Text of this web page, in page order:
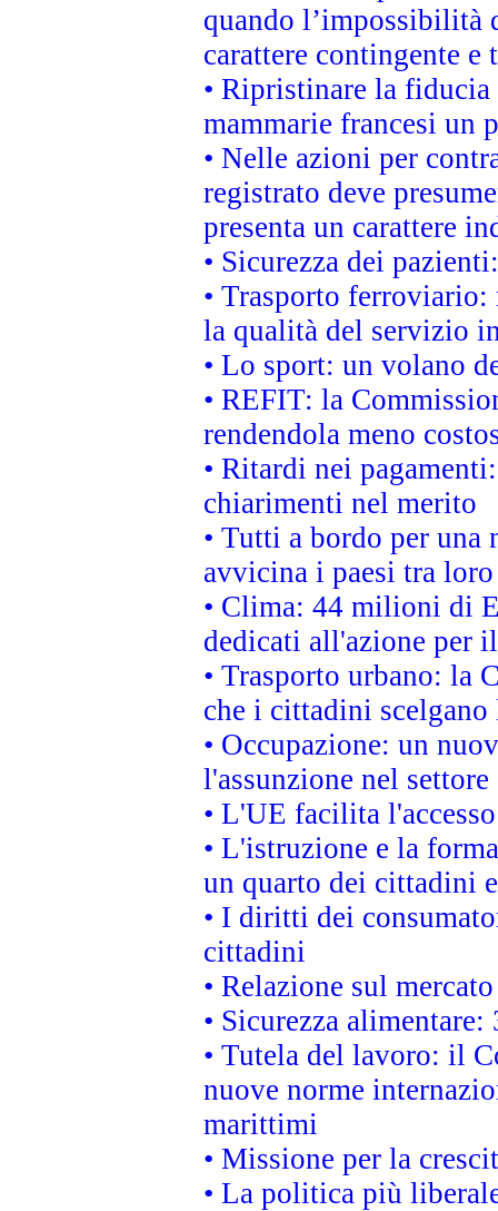
quando l’impossibilità
carattere contingente
• Ripristinare la
mammarie francesi un
• Nelle azioni per
registrato deve
presenta un carattere
• Sicurezza dei
• Trasporto
la qualità del servizio
• Lo sport: un volano
• REFIT: la
rendendola meno
• Ritardi nei
chiarimenti nel merito
• Tutti a bordo per una
avvicina i paesi tra loro
• Clima: 44 milioni di
dedicati all'azione per
• Trasporto urbano: la
che i cittadini
• Occupazione: un
l'assunzione nel
• L'UE facilita
• L'istruzione e la
un quarto dei cittadini
• I diritti dei
cittadini
• Relazione sul
• Sicurezza
• Tutela del lavoro: il
nuove norme
marittimi
• Missione per la
• La politica più